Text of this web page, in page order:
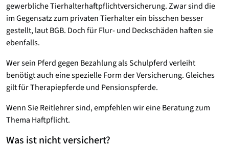
gewerbliche Tierhalterhaftpflichtversicherung. Zwar sind die
im Gegensatz zum privaten Tierhalter ein bisschen besser
gestellt, laut BGB. Doch für Flur- und Deckschäden haften sie
ebenfalls.
Wer sein Pferd gegen Bezahlung als Schulpferd verleiht
benötigt auch eine spezielle Form der Versicherung. Gleiches
gilt für Therapiepferde und Pensionspferde.
Wenn Sie Reitlehrer sind, empfehlen wir eine Beratung zum
Thema Haftpflicht.
Was ist nicht versichert?